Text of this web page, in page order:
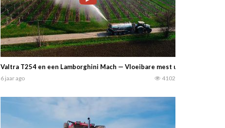
Valtra T254 en een Lamborghini Mach — Vloeibare mest uitrijden in
6 jaar ago 4102